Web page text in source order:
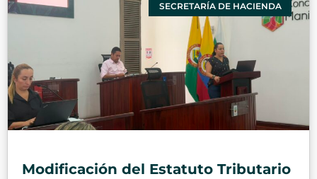
SECRETARÍA DE HACIENDA
Modificación del Estatuto Tributario